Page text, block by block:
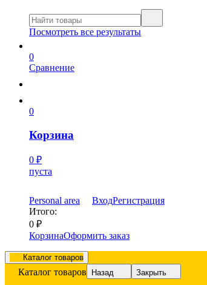
Посмотреть все результаты
0
Сравнение
0
Корзина
0 ₽
пуста
Personal area ВходРегистрация
Итого:
0 ₽
КорзинаОформить заказ
Каталог товаров
Каталог товаров Назад Закрыть